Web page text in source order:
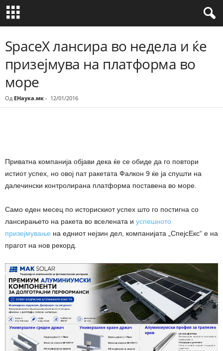
SpaceX лансира во недела и ќе
призејмува на платформа во
море
Од ЕНаука.мк - 12/01/2016
Приватна компанија објави дека ќе се обиде да го повтори
истиот успех, но овој пат ракетата Фалкон 9 ќе ја спушти на
далечински контролирана платформа поставена во море.
Само еден месец по историскиот успех што го постигна со
лансирањето на ракета во вселената и успешното
призејмување на едниот нејзин дел, компанијата „СпејсЕкс“ е на
прагот на нов рекорд.